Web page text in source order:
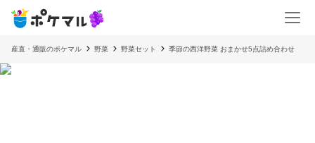
産直・通販のポケマル 野菜 野菜セット 季節の西洋野菜 おまかせ5点詰め合わせ